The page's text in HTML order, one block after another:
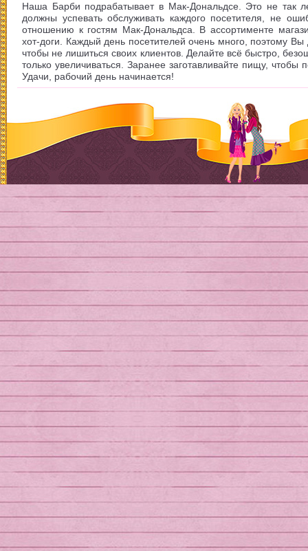
Наша Барби подрабатывает в Мак-Дональдсе. Это не так
должны успевать обслуживать каждого посетителя, не
отношению к гостям Мак-Дональдса. В ассортименте
хот-доги. Каждый день посетителей очень много, поэтому
чтобы не лишиться своих клиентов. Делайте всё быстро,
только увеличиваться. Заранее заготавливайте пищу,
Удачи, рабочий день начинается!